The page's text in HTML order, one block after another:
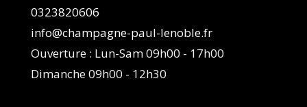
0323820606
info@champagne-paul-lenoble.fr
Ouverture : Lun-Sam 09h00 - 17h00
Dimanche 09h00 - 12h30